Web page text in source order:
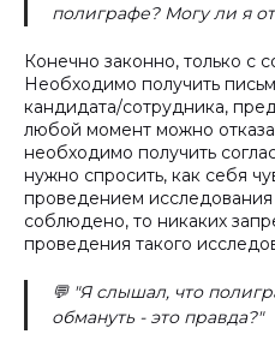
полиграфе? Могу ли я
Конечно законно, только с
Необходимо получить
кандидата/сотрудника,
любой момент можно
необходимо получить
нужно спросить, как себя
проведением
соблюдено, то никаких
проведения такого
💬 "Я слышал, что
обмануть - это правда?"